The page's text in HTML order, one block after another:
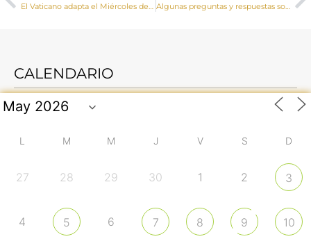
El Vaticano adapta el Miércoles de Ceniza a la pandemia Algunas preguntas y respuestas sobre la cuaresma
CALENDARIO
L M M J V S D
27 28 29 30 1 2 3
4 5 6 7 8 9 10